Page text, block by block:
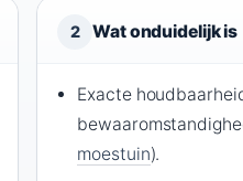
2 Wat onduidelijk is
Exacte
moestuin).